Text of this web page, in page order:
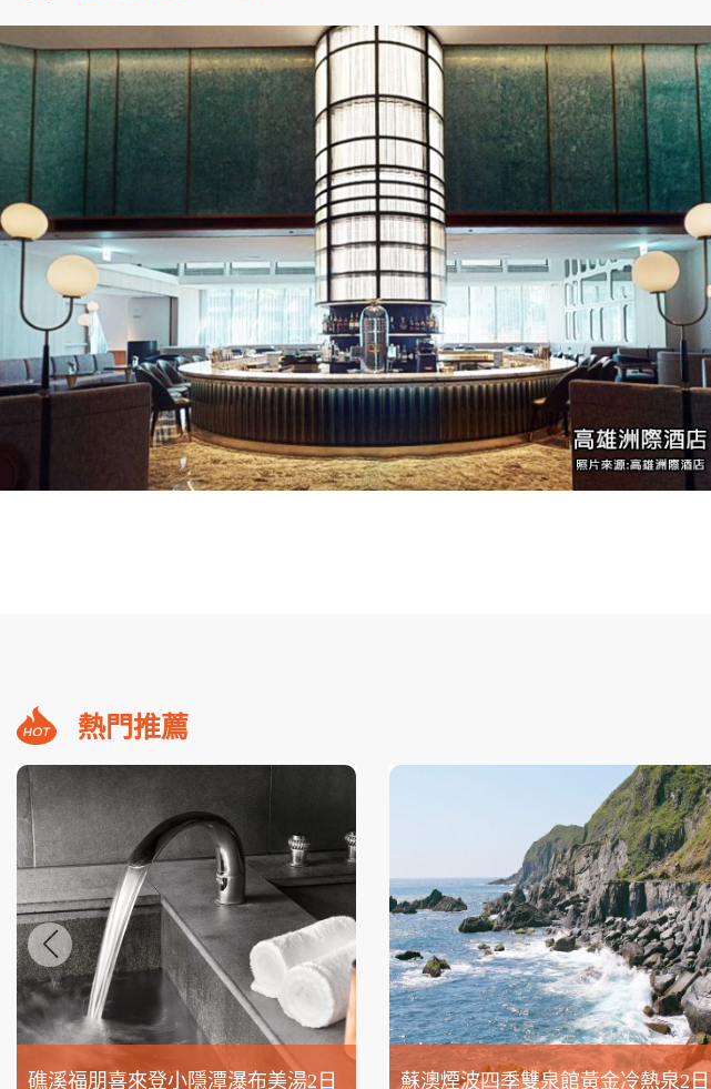
熱門推薦
礁溪福朋喜來登小隱潭瀑布美湯2日 蘇澳煙波四季雙泉館黃金冷熱泉2日